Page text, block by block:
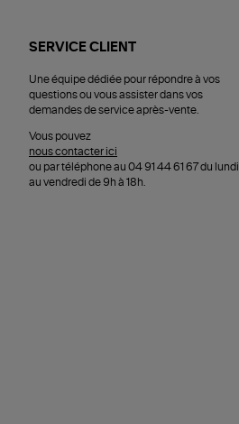
SERVICE CLIENT
Une équipe dédiée pour répondre à vos
questions ou vous assister dans vos
demandes de service après-vente.
Vous pouvez
nous contacter ici
ou par téléphone au 04 91 44 61 67 du lundi
au vendredi de 9h à 18h.